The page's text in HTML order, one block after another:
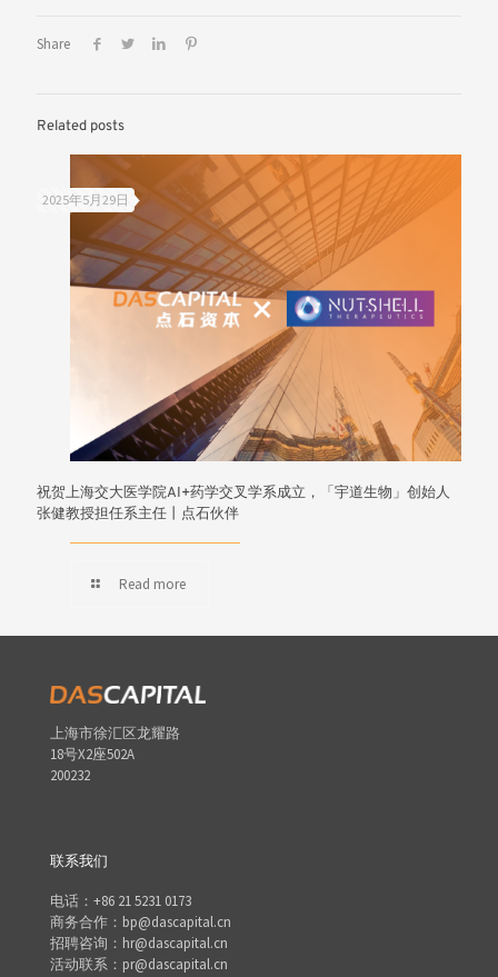
Share
Related posts
2025年5月29日
祝贺上海交大医学院AI+药学交叉学系成立，「宇道生物」创始人
张健教授担任系主任丨点石伙伴
Read more
上海市徐汇区龙耀路
18号X2座502A
200232
联系我们
电话：+86 21 5231 0173
商务合作：bp@dascapital.cn
招聘咨询：hr@dascapital.cn
活动联系：pr@dascapital.cn